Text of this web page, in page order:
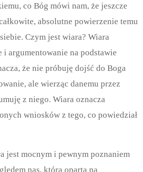
co Bóg mówi nam, że jeszcze
absolutne powierzenie temu
Czym jest wiara? Wiara
i argumentowanie na podstawie
że nie próbuję dojść do Boga
ale wierząc danemu przez
z niego. Wiara oznacza
wniosków z tego, co powiedział
jest mocnym i pewnym poznaniem
nas, która oparta na